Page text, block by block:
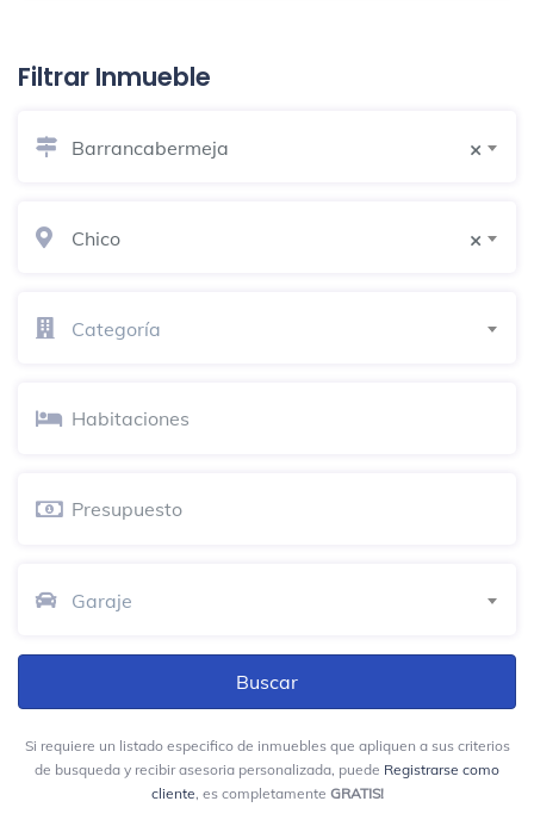
Calle 52 Con Primero De Mayo
Iglesia Señor De Los Milagros
Restaurante
Puesto de salud Versalles ESE
Fábrica
Calle 60#36F Esquina
la rasca
Bar
Filtrar Inmueble
×
Barrancabermeja
×
Chico
Categoría
Garaje
Si requiere un listado especifico de inmuebles que apliquen a sus criterios
de busqueda y recibir asesoria personalizada, puede Registrarse como
cliente, es completamente GRATIS!